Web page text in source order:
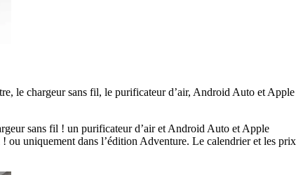
le chargeur sans fil, le purificateur d’air, Android Auto et Apple
sans fil ! un purificateur d’air et Android Auto et Apple
ou uniquement dans l’édition Adventure. Le calendrier et les prix